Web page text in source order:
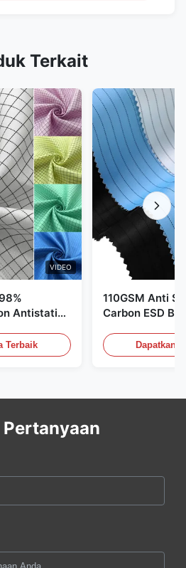
Terkait
VIDEO
Antistatic
Terbaik
110GSM Anti
Carbon ESD
Dapatkan